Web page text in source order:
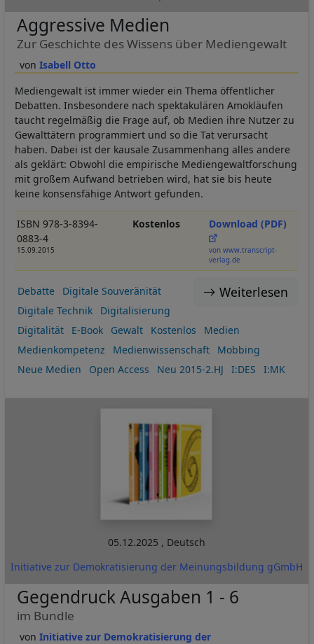
Isabell Otto
Aggressive Medien
Zur Geschichte des Wissens über Mediengewalt
Mediengewalt ist immer wieder ein Thema öffentlicher
Debatten. Insbesondere nach spektakulären Amokläufen
taucht regelmäßig die Frage auf, ob Medien ihre Nutzer zu
Gewalttätern programmiert und so die Tat verursacht
haben. Dabei ist der kausale Zusammenhang alles andere
als geklärt: Obwohl die empirische Mediengewaltforschung
mit großem Aufwand betrieben wird, hat sie bis heute
keine konsensfähige Antwort gefunden.
ISBN 978-3-8394-
0883-4
15.09.2015
Kostenlos Download (PDF)
von www.transcript-
verlag.de
Weiterlesen
Debatte
Digitale Souveränität
Digitale Technik
Digitalisierung
Digitalität
E-Book Gewalt Kostenlos
Medien
Medienkompetenz
Medienwissenschaft
Mobbing
Neue Medien
Open Access Neu 2015-2.HJ I:DES I:MK
05.12.2025 , Deutsch
Initiative zur Demokratisierung der Meinungsbildung gGmbH
Initiative zur Demokratisierung der
Gegendruck Ausgaben 1 - 6
im Bundle